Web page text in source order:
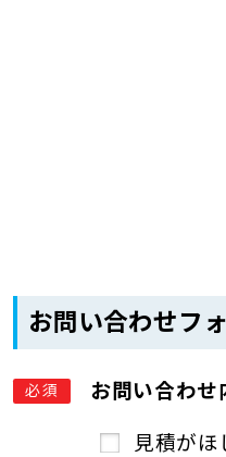
お問い合わせフ
必須
お問い合わせ
見積がほ